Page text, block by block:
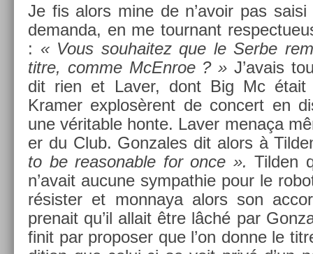
Je fis alors mine de n’avoir pas
de­man­da, en me tour­nant
: « Vous souhaitez que le Serbe
titre, comme McEn­roe ? » J’avais
dit rien et Laver, dont Big Mc
Kram­er ex­plosèrent de con­cert en
une vérit­able honte. Laver menaça
er du Club. Gon­zales dit alors à
to be rea­son­able for once ». Tild­en
n’avait aucune sym­pat­hie pour le
résist­er et mon­naya alors son
prenait qu’il al­lait être lâché par
finit par pro­pos­er que l’on donne le